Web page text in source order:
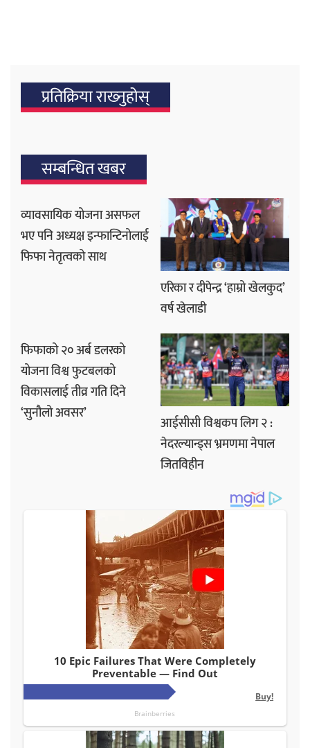
प्रतिक्रिया राख्‍नुहोस्
सम्बन्धित खबर
व्यावसायिक योजना असफल
भए पनि अध्यक्ष इन्फान्टिनोलाई
फिफा नेतृत्वको साथ
एरिका र दीपेन्द्र ‘हाम्रो खेलकुद’
वर्ष खेलाडी
फिफाको २० अर्ब डलरको
योजना विश्व फुटबलको
विकासलाई तीव्र गति दिने
‘सुनौलो अवसर’
आईसीसी विश्वकप लिग २ :
नेदरल्यान्ड्स भ्रमणमा नेपाल
जितविहीन